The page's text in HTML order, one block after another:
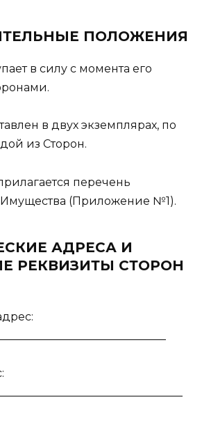
ПОЛОЖЕНИЯ
в силу с момента его
в двух экземплярах, по
из Сторон.
перечень
(Приложение №1).
АДРЕСА И
РЕКВИЗИТЫ СТОРОН